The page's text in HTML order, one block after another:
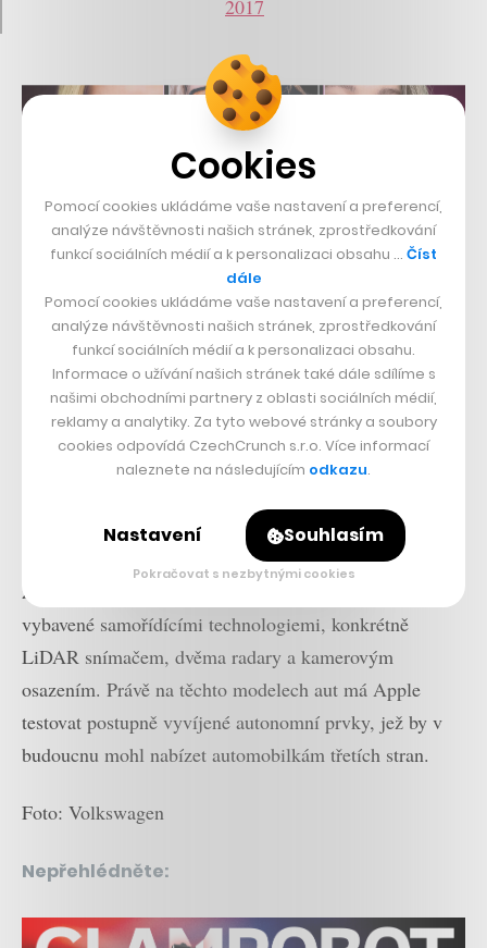
2017
Například serveru Bloomberg se loni v květnu podařilo
získat
vybavené samořídícími technologiemi, konkrétně
LiDAR snímačem, dvěma radary a kamerovým
osazením. Právě na těchto modelech aut má Apple
testovat postupně vyvíjené autonomní prvky, jež by v
budoucnu mohl nabízet automobilkám třetích stran.
Foto: Volkswagen
Nepřehlédněte:
Cookies
Pomocí cookies ukládáme vaše nastavení a preferencí,
analýze návštěvnosti našich stránek, zprostředkování
funkcí sociálních médií a k personalizaci obsahu … Číst
dále
Pomocí cookies ukládáme vaše nastavení a preferencí,
analýze návštěvnosti našich stránek, zprostředkování
funkcí sociálních médií a k personalizaci obsahu.
Informace o užívání našich stránek také dále sdílíme s
našimi obchodními partnery z oblasti sociálních médií,
reklamy a analytiky. Za tyto webové stránky a soubory
cookies odpovídá CzechCrunch s.r.o. Více informací
naleznete na následujícím odkazu.
Nastavení Souhlasím
Pokračovat s nezbytnými cookies